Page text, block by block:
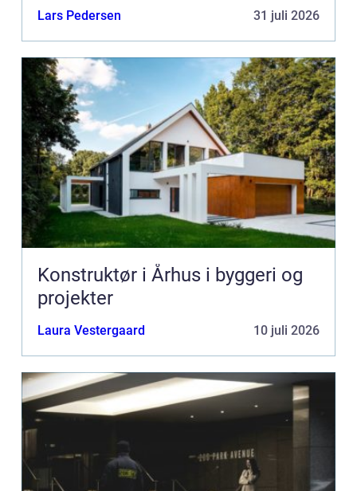
Lars Pedersen 31 juli 2026
Konstruktør i Århus i byggeri og
projekter
Laura Vestergaard 10 juli 2026